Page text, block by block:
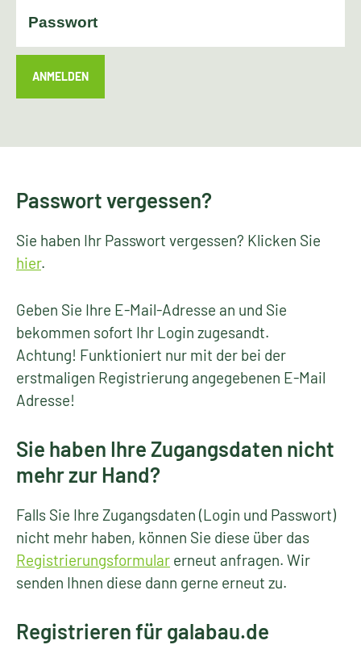
ANMELDEN
Passwort vergessen?
Sie haben Ihr Passwort vergessen? Klicken Sie
hier.
Geben Sie Ihre E-Mail-Adresse an und Sie
bekommen sofort Ihr Login zugesandt.
Achtung! Funktioniert nur mit der bei der
erstmaligen Registrierung angegebenen E-Mail
Adresse!
Sie haben Ihre Zugangsdaten nicht
mehr zur Hand?
Falls Sie Ihre Zugangsdaten (Login und Passwort)
nicht mehr haben, können Sie diese über das
Registrierungsformular erneut anfragen. Wir
senden Ihnen diese dann gerne erneut zu.
Registrieren für galabau.de